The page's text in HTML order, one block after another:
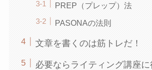
PREP（プレップ）法
PASONAの法則
文章を書くのは筋トレだ！
必要ならライティング講座に